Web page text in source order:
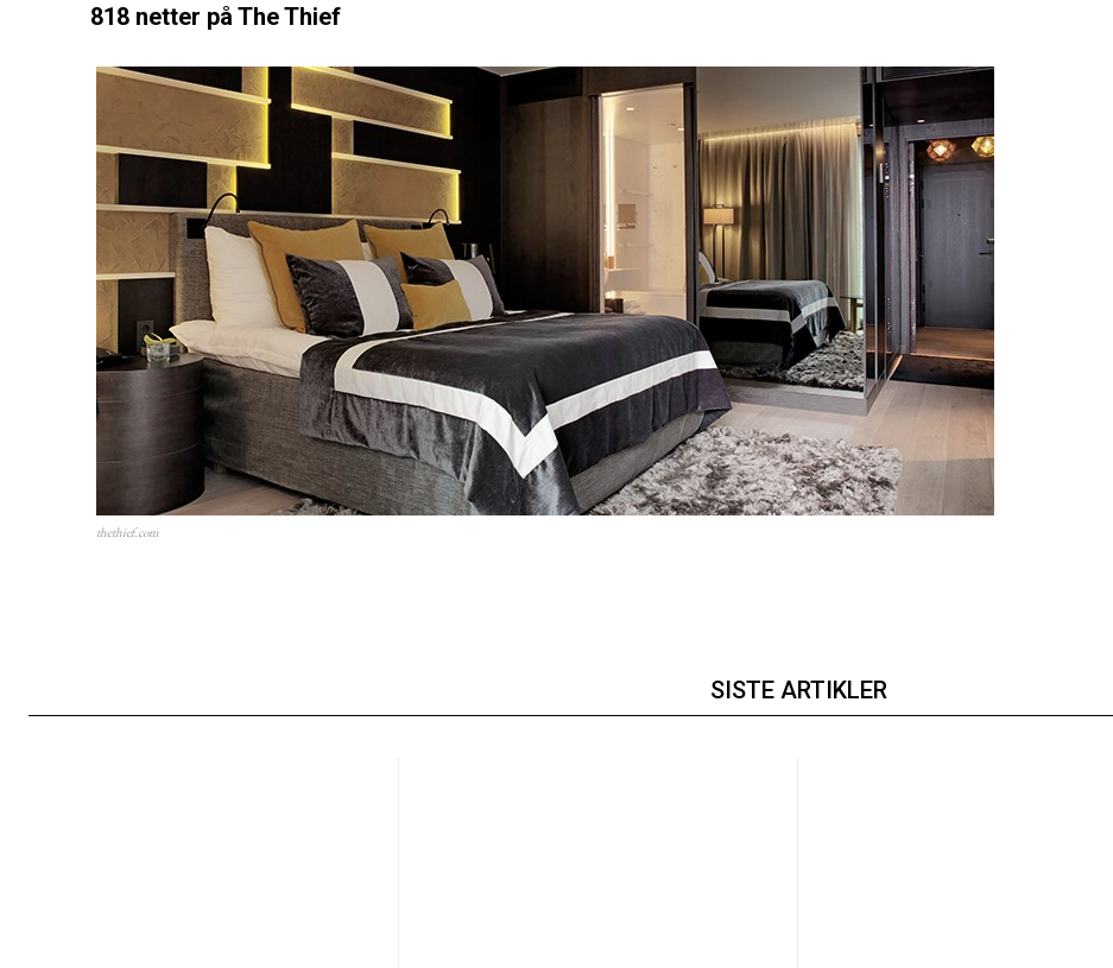
818 netter på The Thief
thethief.com
SISTE ARTIKLER